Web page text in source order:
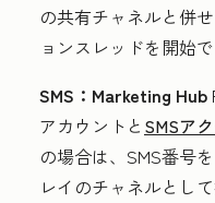
の共有チャネルと併
ョンスレッドを開始で
SMS： Marketing Hub
アカウントと SMSア
の場合は、SMS番号
レイのチャネルとし